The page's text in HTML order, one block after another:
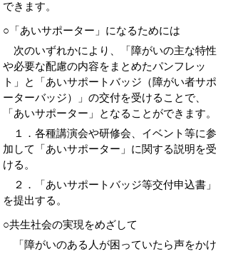
できます。
○「あいサポーター」になるためには
次のいずれかにより、「障がいの主な特性
や必要な配慮の内容をまとめたパンフレッ
ト」と「あいサポートバッジ（障がい者サポ
ーターバッジ）」の交付を受けることで、
「あいサポーター」となることができます。
１．各種講演会や研修会、イベント等に参
加して「あいサポーター」に関する説明を受
ける。
２．「あいサポートバッジ等交付申込書」
を提出する。
○共生社会の実現をめざして
「障がいのある人が困っていたら声をかけ